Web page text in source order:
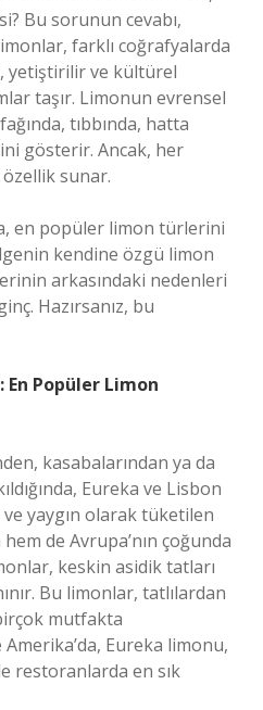
Bu sorunun cevabı,
farklı coğrafyalarda
yetiştirilir ve kültürel
taşır. Limonun evrensel
tıbbında, hatta
gösterir. Ancak, her
sunar.
en popüler limon türlerini
kendine özgü limon
arkasındaki nedenleri
Hazırsanız, bu
Popüler Limon
kasabalarından ya da
Eureka ve Lisbon
yaygın olarak tüketilen
de Avrupa’nın çoğunda
keskin asidik tatları
Bu limonlar, tatlılardan
mutfakta
Eureka limonu,
restoranlarda en sık